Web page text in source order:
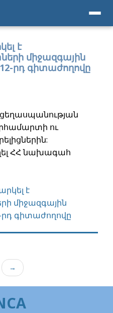
է
միջազգային
րդ գիտաժողովը
ցեղասպանության
ու
ՀՀ նախագահ
է
միջազգային
րդ գիտաժողովը
→